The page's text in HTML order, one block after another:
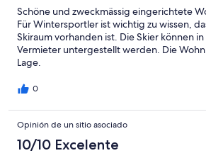
Schöne und zweckmässig eingerichtete
Für Wintersportler ist wichtig zu wissen,
Skiraum vorhanden ist. Die Skier können
Vermieter untergestellt werden. Die
Lage.
0
Opinión de un sitio asociado
10/10 Excelente